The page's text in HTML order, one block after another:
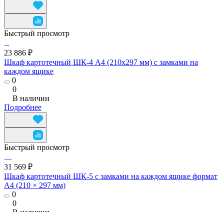
Быстрый просмотр
23 886 ₽
Шкаф картотечный ШК-4 А4 (210х297 мм) с замками на
каждом ящике
0
0
В наличии
Подробнее
Быстрый просмотр
31 569 ₽
Шкаф картотечный ШК-5 с замками на каждом ящике формат
А4 (210 × 297 мм)
0
0